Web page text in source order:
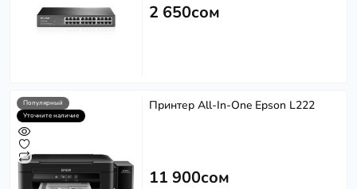
2 650сом
Популярный
Уточните наличие
Принтер All-In-One Epson L222
11 900сом